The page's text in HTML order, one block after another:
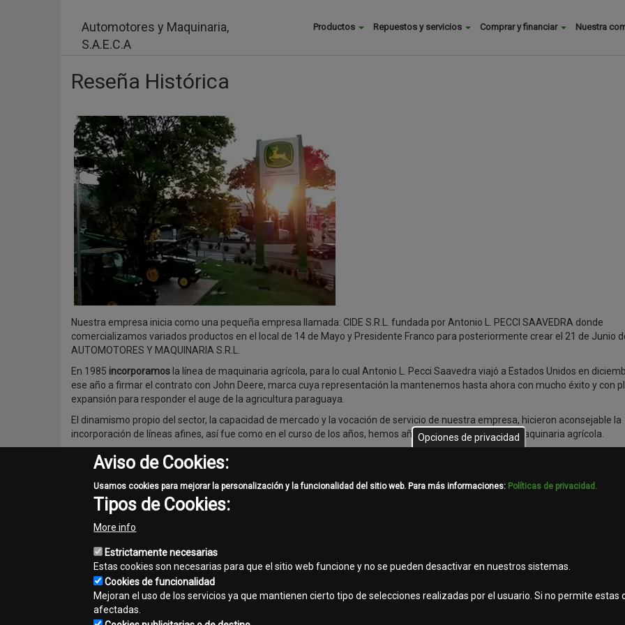
Automotores y Maquinaria,
S.A.E.C.A
Buscar
Productos Repuestos y servicios Comprar y financiar Nuestra
Reseña Histórica
Nuestra empresa inicia como una pequeña empresa llamada: CIDE S.R.L. fundada por Antonio L. PECCI SAAVEDRA donde
comercializamos variados productos en el local de 14 de Mayo y Presidente Franco para posteriormente crear el 21 de Junio
AUTOMOTORES Y MAQUINARIA S.R.L.
En 1985 incorporamos la línea de maquinaria agrícola, para lo cual Antonio L. Pecci Saavedra viajó a Estados Unidos en
ese año a firmar el contrato con John Deere, marca cuya representación la mantenemos hasta ahora con mucho éxito y con
expansión para responder el auge de la agricultura paraguaya.
El dinamismo propio del sector, la capacidad de mercado y la vocación de servicio de nuestra empresa, hicieron aconsejable la
incorporación de líneas afines, así fue como en el curso de los años, hemos añadido la distribución de maquinaria agrícola.
Hoy estamos presentes en diferentes ciudades de todo el país, tales como: Fernando de la Mora, en la Avenida Mariscal López
Teresa; y en el interior del país: Campo 9, Pedro Juan Caballero, Santa Rosa del Aguaray, Loma Plata y Filadelfia.
Facebook
Twitter
Email
Contacto Mapa del sitio
Opciones de privacidad
Aviso de Cookies:
Usamos cookies para mejorar la personalización y la funcionalidad del sitio web. Para más informaciones: Políticas de privacidad.
Tipos de Cookies:
More info
Estrictamente necesarias
Estas cookies son necesarias para que el sitio web funcione y no se pueden desactivar en nuestros sistemas.
Cookies de funcionalidad
Mejoran el uso de los servicios ya que mantienen cierto tipo de selecciones realizadas por el usuario. Si no permite
afectadas.